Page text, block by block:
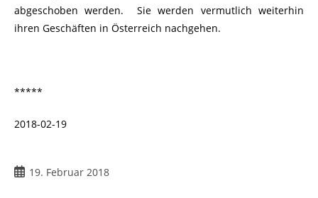
abgeschoben werden. Sie werden vermutlich weiterhin
ihren Geschäften in Österreich nachgehen.
*****
2018-02-19
19. Februar 2018